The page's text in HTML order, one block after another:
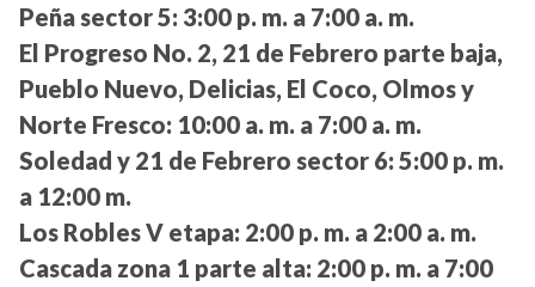
Peña sector 5: 3:00 p. m. a 7:00 a. m.
El Progreso No. 2, 21 de Febrero parte baja,
Pueblo Nuevo, Delicias, El Coco, Olmos y
Norte Fresco: 10:00 a. m. a 7:00 a. m.
Soledad y 21 de Febrero sector 6: 5:00 p. m.
a 12:00 m.
Los Robles V etapa: 2:00 p. m. a 2:00 a. m.
Cascada zona 1 parte alta: 2:00 p. m. a 7:00